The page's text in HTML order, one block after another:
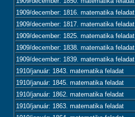
1909/december: 1816. matematika feladat
1909/december: 1817. matematika feladat
1909/december: 1825. matematika feladat
1909/december: 1838. matematika feladat
1909/december: 1839. matematika feladat
1910/január: 1843. matematika feladat
1910/január: 1845. matematika feladat
1910/január: 1862. matematika feladat
1910/január: 1863. matematika feladat